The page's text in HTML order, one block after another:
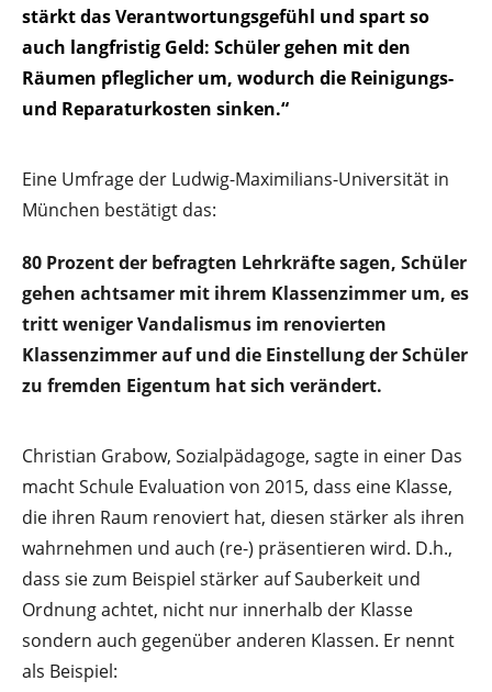
stärkt das Verantwortungsgefühl und spart so
auch langfristig Geld: Schüler gehen mit den
Räumen pfleglicher um, wodurch die Reinigungs-
und Reparaturkosten sinken.“
Eine Umfrage der Ludwig-Maximilians-Universität in
München bestätigt das:
80 Prozent der befragten Lehrkräfte sagen, Schüler
gehen achtsamer mit ihrem Klassenzimmer um, es
tritt weniger Vandalismus im renovierten
Klassenzimmer auf und die Einstellung der Schüler
zu fremden Eigentum hat sich verändert.
Christian Grabow, Sozialpädagoge, sagte in einer Das
macht Schule Evaluation von 2015, dass eine Klasse,
die ihren Raum renoviert hat, diesen stärker als ihren
wahrnehmen und auch (re-) präsentieren wird. D.h.,
dass sie zum Beispiel stärker auf Sauberkeit und
Ordnung achtet, nicht nur innerhalb der Klasse
sondern auch gegenüber anderen Klassen. Er nennt
als Beispiel: